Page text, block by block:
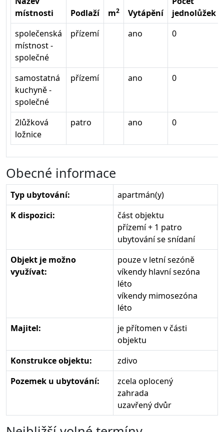
místnosti
Podlaží m2 Vytápění
jednolůžek
společenská
místnost -
společné
přízemí ano 0
samostatná
kuchyně -
společné
přízemí ano 0
2lůžková
ložnice
patro ano 0
Obecné informace
Typ ubytování:
apartmán(y)
K dispozici:
část objektu
přízemí + 1 patro
ubytování se snídaní
Objekt je možno
využívat:
pouze v letní sezóně
víkendy hlavní sezóna
léto
víkendy mimosezóna
léto
Majitel:
je přítomen v části
objektu
Konstrukce objektu:
zdivo
Pozemek u ubytování:
zcela oplocený
zahrada
uzavřený dvůr